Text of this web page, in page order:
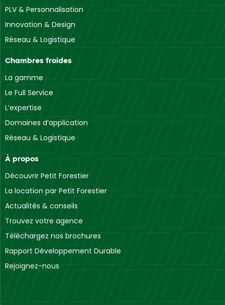
PLV & Personnalisation
Innovation & Design
Réseau & Logistique
Chambres froides
La gamme
Le Full Service
L’expertise
Domaines d’application
Réseau & Logistique
À propos
Découvrir Petit Forestier
La location par Petit Forestier
Actualités & conseils
Trouvez votre agence
Téléchargez nos brochures
Rapport Développement Durable
Rejoignez-nous